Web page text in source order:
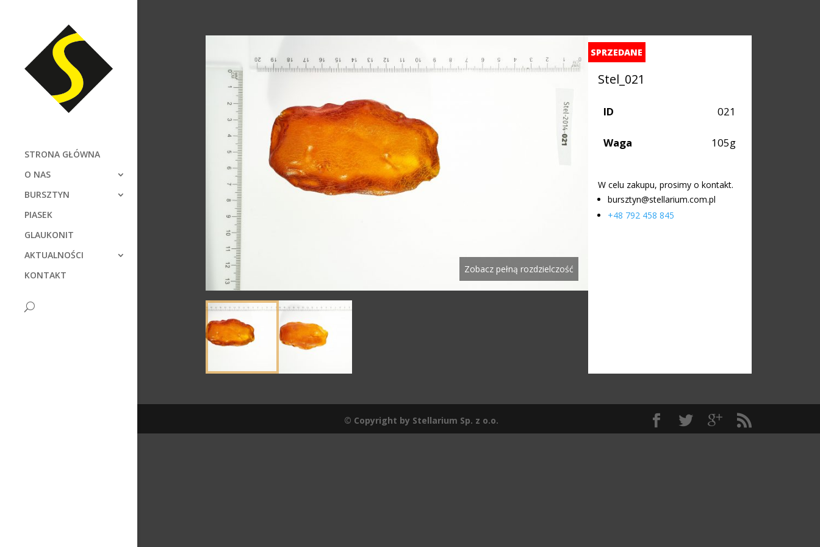
STRONA GŁÓWNA
O NAS
BURSZTYN
PIASEK
GLAUKONIT
AKTUALNOŚCI
KONTAKT
Zobacz pełną rozdzielczość
SPRZEDANE
Stel_021
ID 021
Waga 105g
W celu zakupu, prosimy o kontakt.
bursztyn@stellarium.com.pl
+48 792 458 845
© Copyright by Stellarium Sp. z o.o.